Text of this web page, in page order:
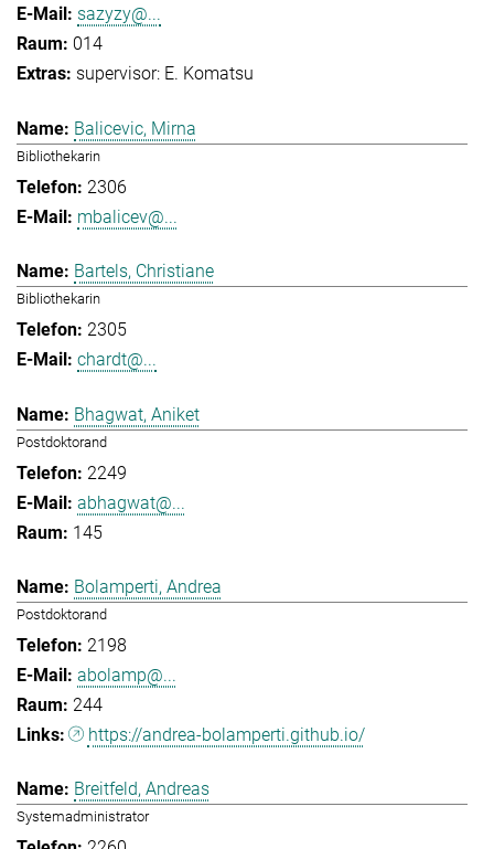
sazyzy@...
014
supervisor: E. Komatsu
Balicevic, Mirna
Bibliothekarin
2306
mbalicev@...
Bartels, Christiane
Bibliothekarin
2305
chardt@...
Bhagwat, Aniket
Postdoktorand
2249
abhagwat@...
145
Bolamperti, Andrea
Postdoktorand
2198
abolamp@...
244
https://andrea-bolamperti.github.io/
Breitfeld, Andreas
Systemadministrator